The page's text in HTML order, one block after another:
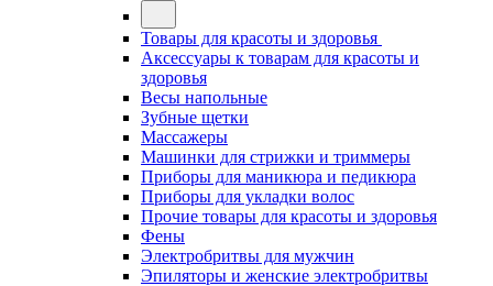
Товары для красоты и здоровья
Аксессуары к товарам для красоты и
здоровья
Весы напольные
Зубные щетки
Массажеры
Машинки для стрижки и триммеры
Приборы для маникюра и педикюра
Приборы для укладки волос
Прочие товары для красоты и здоровья
Фены
Электробритвы для мужчин
Эпиляторы и женские электробритвы